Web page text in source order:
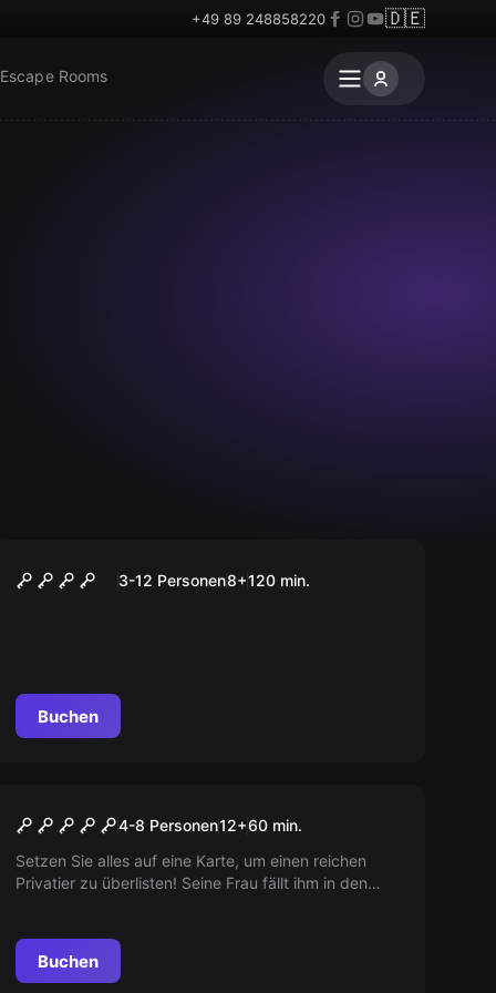
+49 89 248858220 🇩🇪
Rooms
Monster City
3-12 Personen8+120 min.
Buchen
Juwelenraub
4-8 Personen12+60 min.
Setzen Sie alles auf eine Karte, um einen reichen
Privatier zu überlisten! Seine Frau fällt ihm in den
denken können. Die Zeit tickt...
Buchen